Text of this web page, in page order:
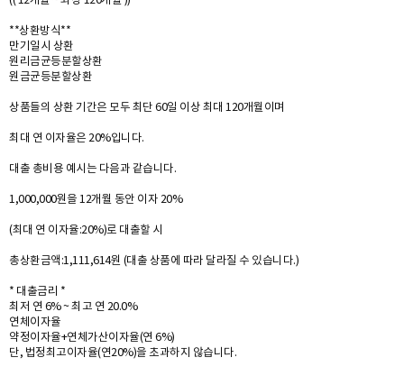
**상환방식**
만기일시 상환
원리금균등분할상환
원금균등분할상환
상품들의 상환 기간은 모두 최단 60일 이상 최대 120개월이며
최대 연 이자율은 20%입니다.
대출 총비용 예시는 다음과 같습니다.
1,000,000원을 12개월 동안 이자 20%
(최대 연 이자율:20%)로 대출할 시
총상환금액:1,111,614원 (대출 상품에 따라 달라질 수 있습니다.)
* 대출금리 *
최저 연 6% ~ 최고 연 20.0%
연체이자율
약정이자율+연체가산이자율(연 6%)
단, 법정최고이자율(연20%)을 초과하지 않습니다.